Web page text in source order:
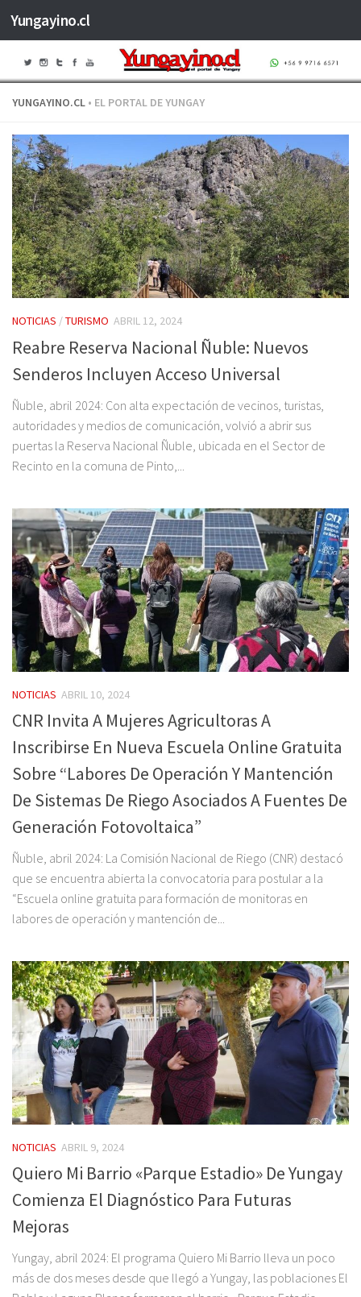
Saltar al contenido
Yungayino.cl
YUNGAYINO.CL • EL PORTAL DE YUNGAY
NOTICIAS /TURISMO ABRIL 12, 2024
Reabre Reserva Nacional Ñuble: Nuevos
Senderos Incluyen Acceso Universal
Ñuble, abril 2024: Con alta expectación de vecinos, turistas,
autoridades y medios de comunicación, volvió a abrir sus
puertas la Reserva Nacional Ñuble, ubicada en el Sector de
Recinto en la comuna de Pinto,...
NOTICIAS ABRIL 10, 2024
CNR Invita A Mujeres Agricultoras A
Inscribirse En Nueva Escuela Online Gratuita
Sobre “Labores De Operación Y Mantención
De Sistemas De Riego Asociados A Fuentes De
Generación Fotovoltaica”
Ñuble, abril 2024: La Comisión Nacional de Riego (CNR) destacó
que se encuentra abierta la convocatoria para postular a la
“Escuela online gratuita para formación de monitoras en
labores de operación y mantención de...
NOTICIAS ABRIL 9, 2024
Quiero Mi Barrio «Parque Estadio» De Yungay
Comienza El Diagnóstico Para Futuras
Mejoras
Yungay, abril 2024: El programa Quiero Mi Barrio lleva un poco
más de dos meses desde que llegó a Yungay, las poblaciones El